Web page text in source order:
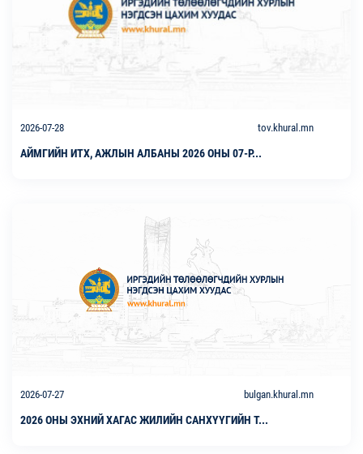
2026-07-28 tov.khural.mn
АЙМГИЙН ИТХ, АЖЛЫН АЛБАНЫ 2026 ОНЫ 07-Р...
2026-07-27 bulgan.khural.mn
2026 ОНЫ ЭХНИЙ ХАГАС ЖИЛИЙН САНХҮҮГИЙН Т...